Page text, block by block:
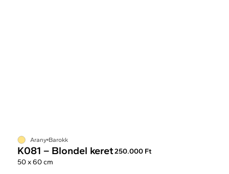
Arany Barokk
K081 – Blondel keret250.000 Ft
50 x 60 cm